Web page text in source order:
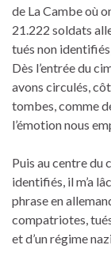
de La Cambe où
21.222 soldats
tués non
Dès l’entrée du
avons circulés,
tombes, comme
l’émotion nous
Puis au centre du
identifiés, il m’a
phrase en
compatriotes,
et d’un régime